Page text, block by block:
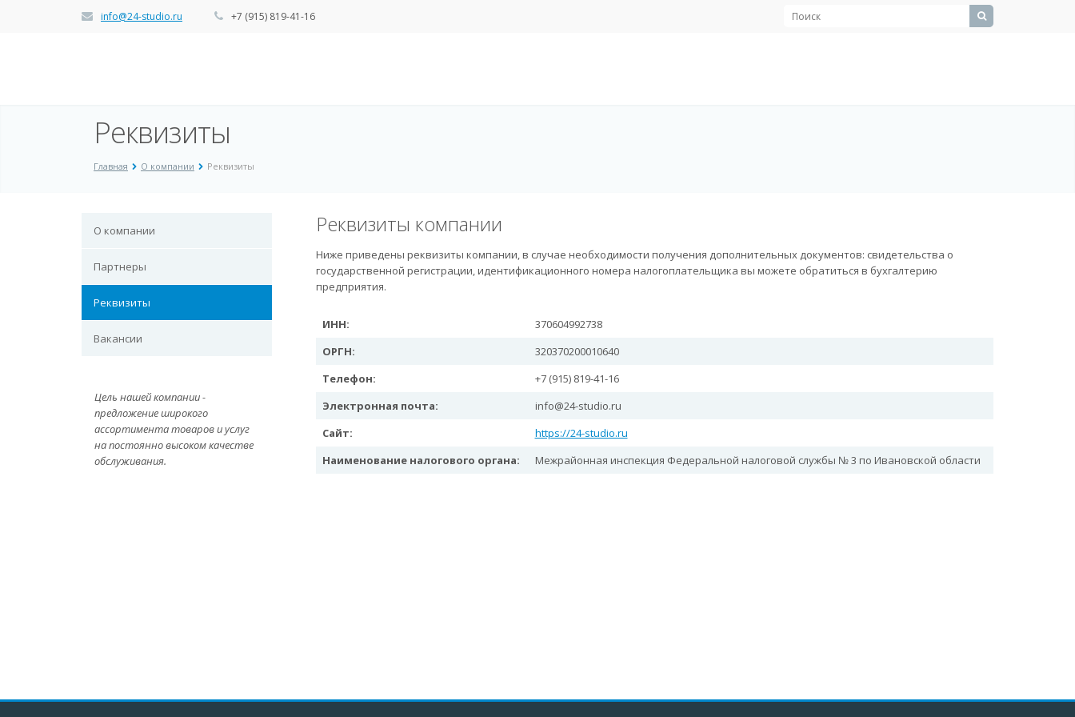
info@24-studio.ru +7 (915) 819-41-16
Реквизиты
Главная О компании Реквизиты
О компании
Партнеры
Реквизиты
Вакансии
Цель нашей компании -
предложение широкого
ассортимента товаров и услуг
на постоянно высоком качестве
обслуживания.
Реквизиты компании
Ниже приведены реквизиты компании, в случае необходимости получения дополнительных документов: свидетельства о
государственной регистрации, идентификационного номера налогоплательщика вы можете обратиться в бухгалтерию
предприятия.
ИНН:
370604992738
ОРГН:
320370200010640
Телефон:
+7 (915) 819-41-16
Электронная почта:
info@24-studio.ru
Сайт:
https://24-studio.ru
Наименование налогового органа:
Межрайонная инспекция Федеральной налоговой службы № 3 по Ивановской области